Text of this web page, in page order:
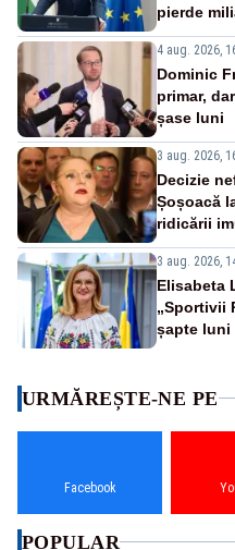
pierde
4 aug. 2026,
Dominic
primar,
șase luni
3 aug. 2026,
Decizie
Șoșoacă
ridicării
3 aug. 2026,
Elisabeta
„Sportivii
șapte luni
URMĂREȘTE-NE PE
Facebook
POPULAR